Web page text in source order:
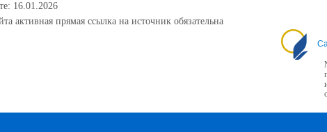
16.01.2026
активная прямая ссылка на источник обязательна